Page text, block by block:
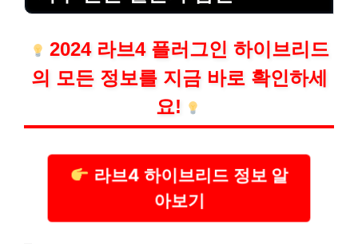
2024 라브4 플러그인 하이브리드
의 모든 정보를 지금 바로 확인하세
요!
라브4 하이브리드 정보 알
아보기